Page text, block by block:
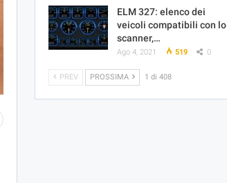
ELM 327: elenco dei
veicoli compatibili con lo
scanner,…
Ago 4, 2021 519 0
PREV PROSSIMA 1 di 408